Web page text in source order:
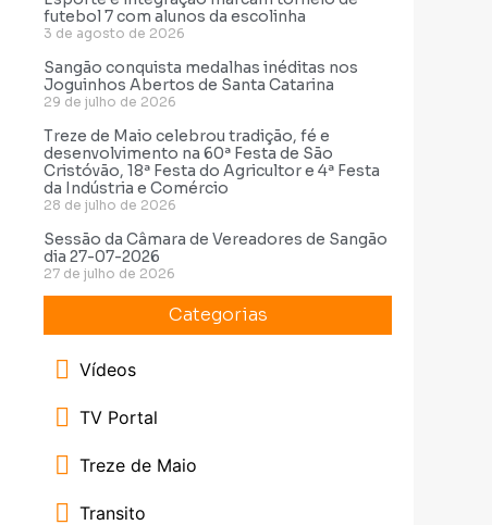
futebol 7 com alunos da escolinha
3 de agosto de 2026
Sangão conquista medalhas inéditas nos
Joguinhos Abertos de Santa Catarina
29 de julho de 2026
Treze de Maio celebrou tradição, fé e
desenvolvimento na 60ª Festa de São
Cristóvão, 18ª Festa do Agricultor e 4ª Festa
da Indústria e Comércio
28 de julho de 2026
Sessão da Câmara de Vereadores de Sangão
dia 27-07-2026
27 de julho de 2026
Categorias
Vídeos
TV Portal
Treze de Maio
Transito